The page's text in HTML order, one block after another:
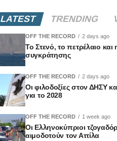
LATEST TRENDING
OFF THE RECORD 2 days ago
Το Στενό, το πετρέλαιο και
συγκράτησης
OFF THE RECORD 2 days ago
Οι φιλοδοξίες στον ΔΗΣΥ
για το 2028
OFF THE RECORD 1 week ago
Οι Ελληνοκύπριοι
αιμοδοτούν τον Αττίλα